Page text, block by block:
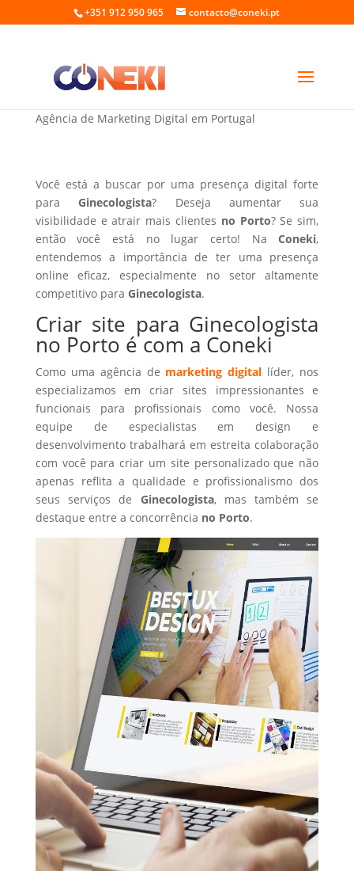
+351 912 950 965 contacto@coneki.pt
Criar site para Ginecologista no Porto
Agência de Marketing Digital em Portugal
Você está a buscar por uma presença digital forte
paraGinecologista? Deseja aumentar sua
visibilidade e atrair mais clientes no Porto? Se sim,
então você está no lugar certo! NaConeki,
entendemos a importância de ter uma presença
online eficaz, especialmente no setor altamente
competitivo para Ginecologista.
Criar site para Ginecologista
no Porto é com a Coneki
Como uma agência de marketing digital líder, nos
especializamos em criar sites impressionantes e
funcionais para profissionais como você. Nossa
equipe de especialistas em design e
desenvolvimento trabalhará em estreita colaboração
com você para criar um site personalizado que não
apenas reflita a qualidade e profissionalismo dos
seus serviços de Ginecologista, mas também se
destaque entre a concorrência no Porto.